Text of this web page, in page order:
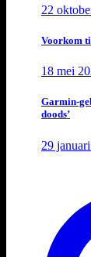
22
Voorkom
18 mei
Garmin-
doods’
29